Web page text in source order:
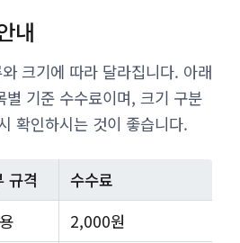
내
크기에 따라 달라집니다. 아래
별 기준 수수료이며, 크기 구분
확인하시는 것이 좋습니다.
규격
수수료
2,000원